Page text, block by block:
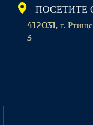
ПОСЕТИТЕ
412031, г.
3